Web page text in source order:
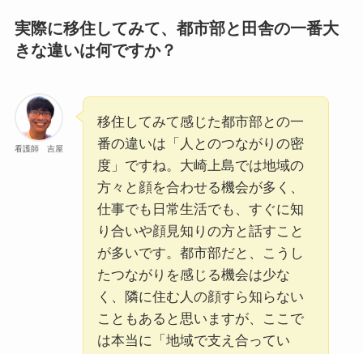
実際に移住してみて、都市部と田舎の一番大
きな違いは何ですか？
看護師 吉屋
移住してみて感じた都市部との一
番の違いは「人とのつながりの密
度」ですね。大崎上島では地域の
方々と顔を合わせる機会が多く、
仕事でも日常生活でも、すぐに知
り合いや顔見知りの方と話すこと
が多いです。都市部だと、こうし
たつながりを感じる機会は少な
く、隣に住む人の顔すら知らない
こともあると思いますが、ここで
は本当に「地域で支え合ってい